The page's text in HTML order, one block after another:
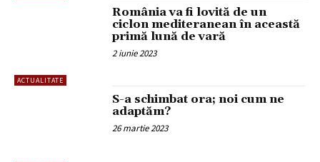
ACTUALITATE
România va fi lovită de un
ciclon mediteranean în această
primă lună de vară
2 iunie 2023
S-a schimbat ora; noi cum ne
adaptăm?
26 martie 2023